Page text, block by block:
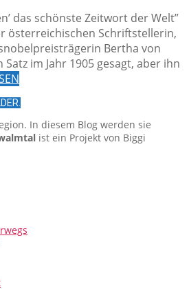
das schönste Zeitwort der Welt”
österreichischen Schriftstellerin,
Bertha von
im Jahr 1905 gesagt, aber ihn
In diesem Blog werden sie
ist ein Projekt von Biggi